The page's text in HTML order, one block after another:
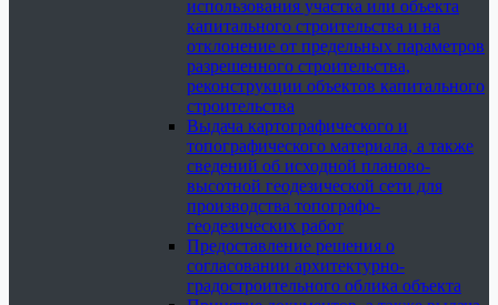
использования участка или объекта
капитального строительства и на
отклонение от предельных параметров
разрешенного строительства,
реконструкции объектов капитального
строительства
Выдача картографического и
топографического материала, а также
сведений об исходной планово-
высотной геодезической сети для
производства топографо-
геодезических работ
Предоставление решения о
согласовании архитектурно-
градостроительного облика объекта